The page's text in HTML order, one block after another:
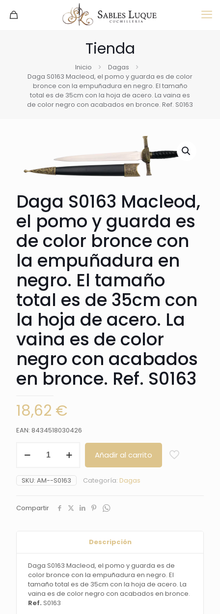
Tienda
Inicio
Dagas
Daga S0163 Macleod, el pomo y guarda es de color
bronce con la empuñadura en negro. El tamaño
total es de 35cm con la hoja de acero. La vaina es
de color negro con acabados en bronce. Ref. S0163
Daga S0163 Macleod,
el pomo y guarda es
de color bronce con
la empuñadura en
negro. El tamaño
total es de 35cm con
la hoja de acero. La
vaina es de color
negro con acabados
en bronce. Ref. S0163
18,62 €
EAN: 8434518030426
S0163
el
pomo
es
empuñadura
negro.
tamaño
Añadir al carrito
SKU: AM--S0163 Categoría: Dagas
Compartir
Descripción
Daga S0163 Macleod, el pomo y guarda es de
color bronce con la empuñadura en negro. El
tamaño total es de 35cm con la hoja de acero. La
vaina es de color negro con acabados en bronce.
Ref. S0163